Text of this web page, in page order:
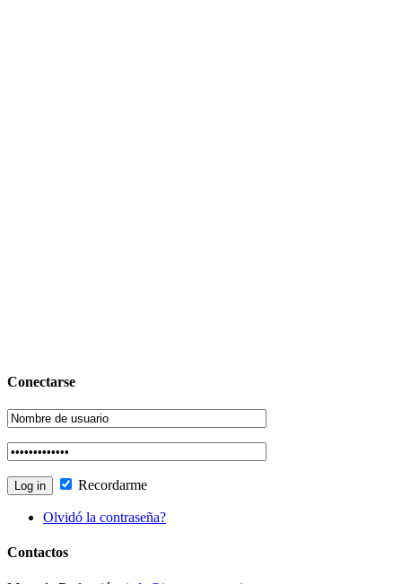
Conectarse
Recordarme
Olvidó la contraseña?
Contactos